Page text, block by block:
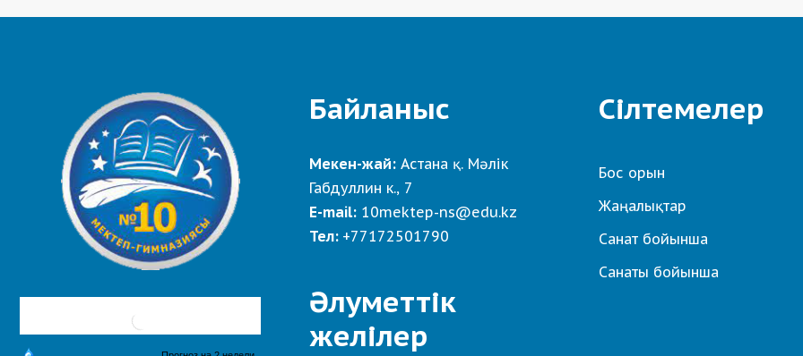
Байланыс
Мекен-жай: Астана қ. Мәлік
Габдуллин к., 7
E-mail: 10mektep-ns@edu.kz
Тел: +77172501790
Әлуметтік
желілер
Сілтемелер
Бос орын
Жаңалықтар
Санат бойынша
Санаты бойынша